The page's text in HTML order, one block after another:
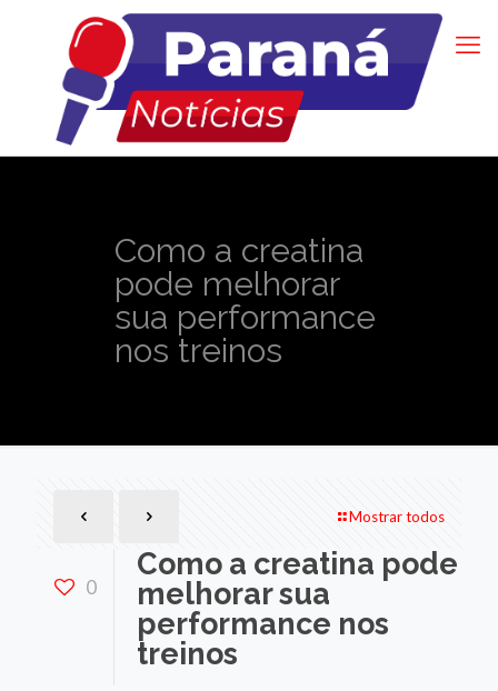
Como a creatina
pode melhorar
sua performance
nos treinos
Mostrar todos
0
Como a creatina pode
melhorar sua
performance nos
treinos